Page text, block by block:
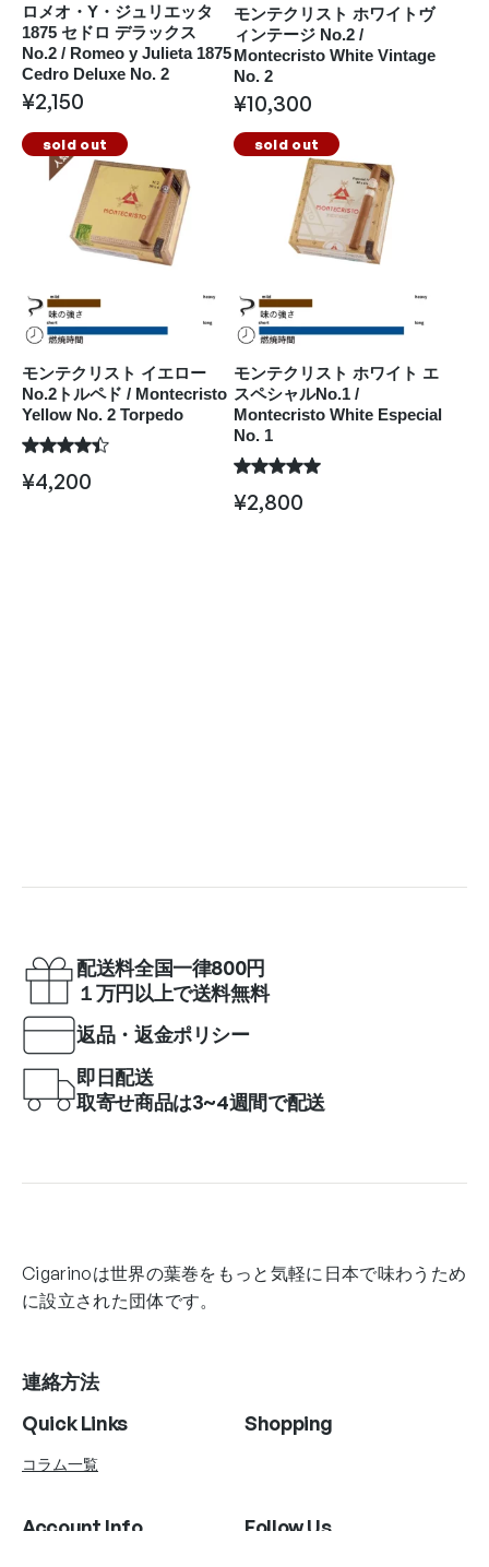
ロメオ・Y・ジュリエッタ
1875 セドロ デラックス
No.2 / Romeo y Julieta 1875
Cedro Deluxe No. 2
¥2,150
モンテクリスト ホワイトヴ
ィンテージ No.2 /
Montecristo White Vintage
No. 2
¥10,300
sold out
モンテクリスト イエロー
No.2トルペド / Montecristo
Yellow No. 2 Torpedo
¥4,200
sold out
モンテクリスト ホワイト エ
スペシャルNo.1 /
Montecristo White Especial
No. 1
¥2,800
配送料全国一律800円
１万円以上で送料無料
返品・返金ポリシー
即日配送
取寄せ商品は3~4週間で配送
Cigarinoは世界の葉巻をもっと気軽に日本で味わうため
に設立された団体です。
連絡方法
Quick Links
コラム一覧
Shopping
Account Info Follow Us